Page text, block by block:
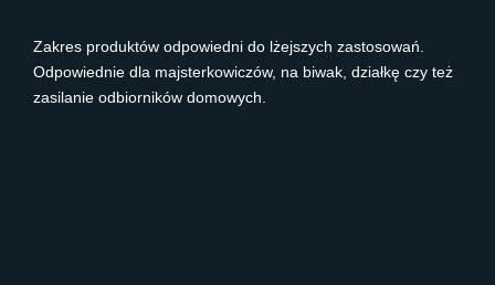
Zakres produktów odpowiedni do lżejszych zastosowań.
Odpowiednie dla majsterkowiczów, na biwak, działkę czy też
zasilanie odbiorników domowych.